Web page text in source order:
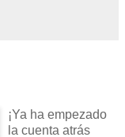
¡Ya ha empezado
la cuenta atrás